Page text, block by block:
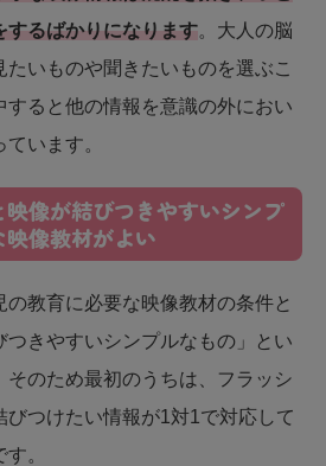
するばかりになります。大人の脳
いものや聞きたいものを選ぶこ
すると他の情報を意識の外におい
います。
像が結びつきやすいシンプ
映像教材がよい
教育に必要な映像教材の条件と
つきやすいシンプルなもの」とい
そのため最初のうちは、フラッシ
びつけたい情報が1対1で対応して
。